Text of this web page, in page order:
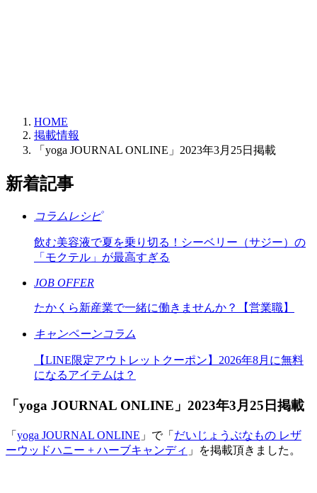
HOME
掲載情報
「yoga JOURNAL ONLINE」2023年3月25日掲載
新着記事
コラムレシピ
飲む美容液で夏を乗り切る！シーベリー（サジー）の
「モクテル」が最高すぎる
JOB OFFER
たかくら新産業で一緒に働きませんか？【営業職】
キャンペーンコラム
【LINE限定アウトレットクーポン】2026年8月に無料
になるアイテムは？
「yoga JOURNAL ONLINE」2023年3月25日掲載
「 yoga JOURNAL ONLINE 」で「 だいじょうぶなもの レザ
ーウッドハニー + ハーブキャンディ 」を掲載頂きました。